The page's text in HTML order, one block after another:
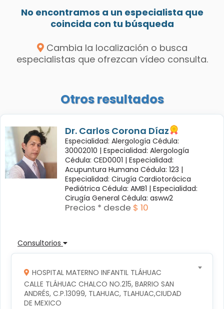
No encontramos a un especialista que
coincida con tu búsqueda
Cambia la localización o busca
especialistas que ofrezcan vídeo consulta.
Otros resultados
Dr. Carlos Corona Díaz
Especialidad: Alergología Cédula:
30002010 | Especialidad: Alergología
Cédula: CED0001 | Especialidad:
Acupuntura Humana Cédula: 123 |
Especialidad: Cirugía Cardiotorácica
Pediátrica Cédula: AMB1 | Especialidad:
Cirugía General Cédula: asww2
Precios * desde $ 10
Consultorios
HOSPITAL MATERNO INFANTIL TLÁHUAC
CALLE TLÁHUAC CHALCO NO.215, BARRIO SAN
ANDRÉS, C.P.13099, TLAHUAC, TLAHUAC,CIUDAD
DE MEXICO